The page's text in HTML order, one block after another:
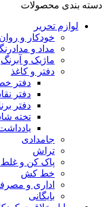
دسته بندی محصولات
لوازم تحریر
خودکار و
مداد و
ماژیک و آبرنگ
دفتر و کاغذ
دفتر
دفتر
دفتر
تخته
جامدادی
تراش
پاک کن و غلط
خط کش
اداری و
بایگانی